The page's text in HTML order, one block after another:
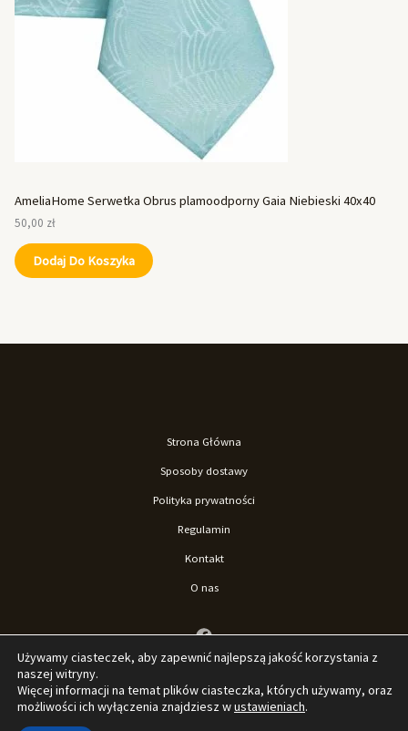
AmeliaHome Serwetka Obrus plamoodporny Gaia Niebieski 40x40
50,00 zł
Dodaj Do Koszyka
Strona Główna
Sposoby dostawy
Polityka prywatności
Regulamin
Kontakt
O nas
Używamy ciasteczek, aby zapewnić najlepszą jakość korzystania z
naszej witryny.
Więcej informacji na temat plików ciasteczka, których używamy, oraz
możliwości ich wyłączenia znajdziesz wustawieniach.